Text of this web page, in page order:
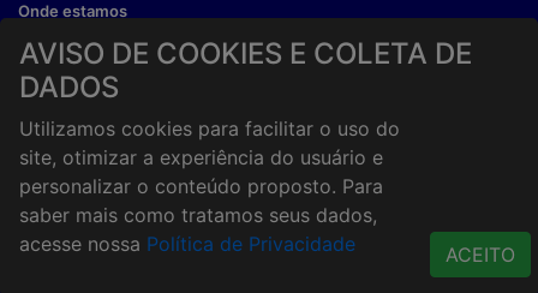
AVISO DE COOKIES E COLETA DE
DADOS
Utilizamos cookies para facilitar o uso do
site, otimizar a experiência do usuário e
personalizar o conteúdo proposto. Para
saber mais como tratamos seus dados,
acesse nossa Política de Privacidade ACEITO
Onde estamos
Horários de atendimento
HORÁRIOS E ENTREGA
Horários de Entrega
Taxa de entrega
Cidades Atendidas
ACESSO RÁPIDO